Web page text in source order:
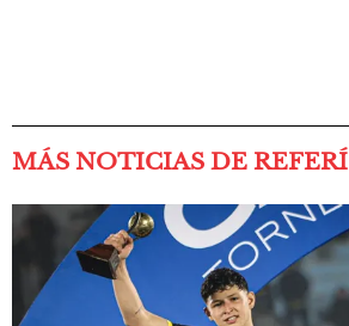
MÁS NOTICIAS DE REFERÍ